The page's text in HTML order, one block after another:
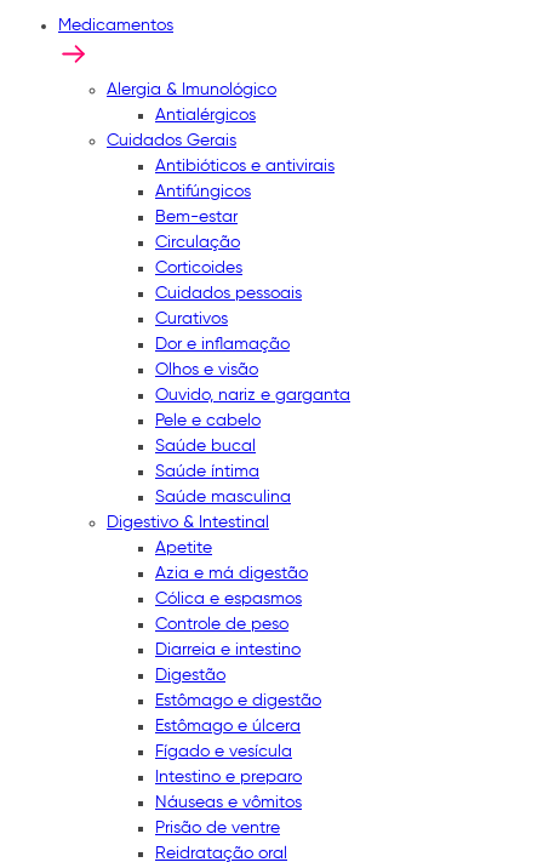
Medicamentos
Alergia & Imunológico
Antialérgicos
Cuidados Gerais
Antibióticos e antivirais
Antifúngicos
Bem-estar
Circulação
Corticoides
Cuidados pessoais
Curativos
Dor e inflamação
Olhos e visão
Ouvido, nariz e garganta
Pele e cabelo
Saúde bucal
Saúde íntima
Saúde masculina
Digestivo & Intestinal
Apetite
Azia e má digestão
Cólica e espasmos
Controle de peso
Diarreia e intestino
Digestão
Estômago e digestão
Estômago e úlcera
Fígado e vesícula
Intestino e preparo
Náuseas e vômitos
Prisão de ventre
Reidratação oral